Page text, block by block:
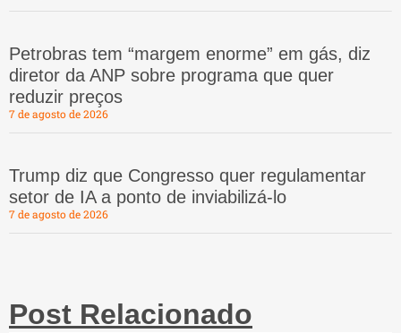
Petrobras tem “margem enorme” em gás, diz
diretor da ANP sobre programa que quer
reduzir preços
7 de agosto de 2026
Trump diz que Congresso quer regulamentar
setor de IA a ponto de inviabilizá-lo
7 de agosto de 2026
Post Relacionado